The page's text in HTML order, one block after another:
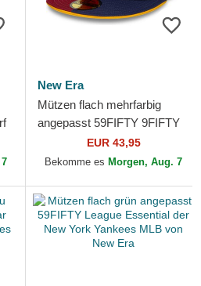
New Era
Mützen flach mehrfarbig
angepasst 59FIFTY 9FIFTY
Poly der FC Barcelona
LALIGA von New Era
EUR 43,95
Bekomme es Morgen, Aug. 7